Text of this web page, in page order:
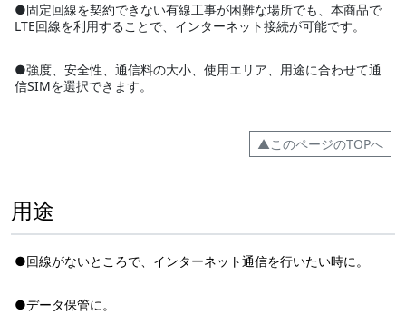
●固定回線を契約できない有線工事が困難な場所でも、本商品で
LTE回線を利用することで、インターネット接続が可能です。
●強度、安全性、通信料の大小、使用エリア、用途に合わせて通
信SIMを選択できます。
▲このページのTOPへ
用途
●回線がないところで、インターネット通信を行いたい時に。
●データ保管に。